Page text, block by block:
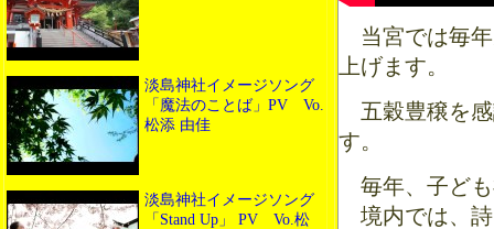
淡島神社イメージソング
「魔法のことば」PV Vo.
松添 由佳
淡島神社イメージソング
「Stand Up」 PV Vo.松
当宮では毎年
上げます。
五穀豊穣を感
す。
毎年、子ども
境内では、詩